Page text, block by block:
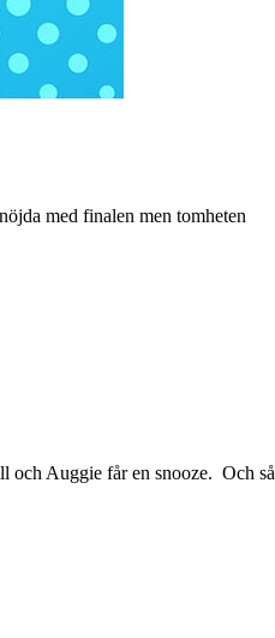
med finalen men tomheten
och Auggie får en snooze. Och så